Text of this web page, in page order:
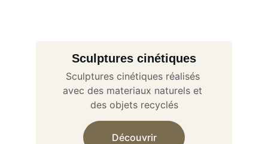
Sculptures cinétiques
Sculptures cinétiques réalisés
avec des materiaux naturels et
des objets recyclés
Découvrir